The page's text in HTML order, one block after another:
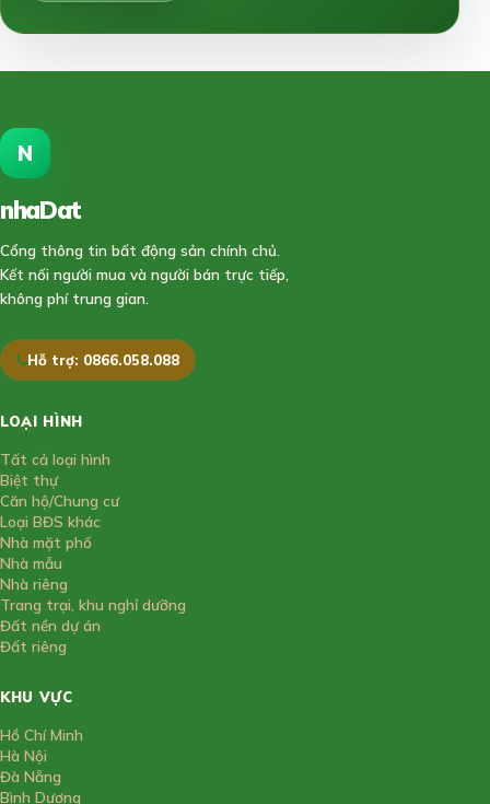
N
nhaDat
Cổng thông tin bất động sản chính chủ.
Kết nối người mua và người bán trực tiếp,
không phí trung gian.
Hỗ trợ: 0866.058.088
LOẠI HÌNH
Tất cả loại hình
Biệt thự
Căn hộ/Chung cư
Loại BĐS khác
Nhà mặt phố
Nhà mẫu
Nhà riêng
Trang trại, khu nghỉ dưỡng
Đất nền dự án
Đất riêng
KHU VỰC
Hồ Chí Minh
Hà Nội
Đà Nẵng
Bình Dương